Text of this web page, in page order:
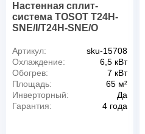
Настенная сплит-
система TOSOT T24H-
SNE/I/T24H-SNE/O
Артикул:
sku-15708
Охлаждение:
6,5 кВт
Обогрев:
7 кВт
Площадь:
65 м²
Инверторный:
Да
Гарантия:
4 года